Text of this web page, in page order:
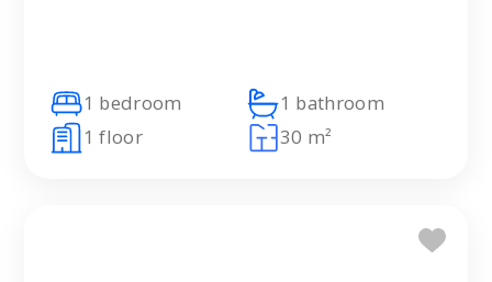
1 bedroom
1 bathroom
1 floor
30 m²